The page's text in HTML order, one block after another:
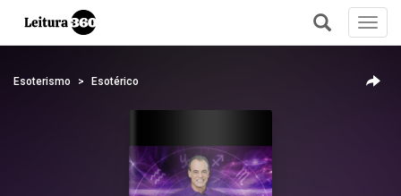
+
Esoterismo Esotérico